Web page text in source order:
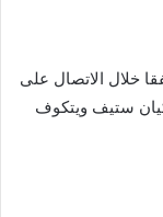
خلال الاتصال على
ستيف ويتكوف